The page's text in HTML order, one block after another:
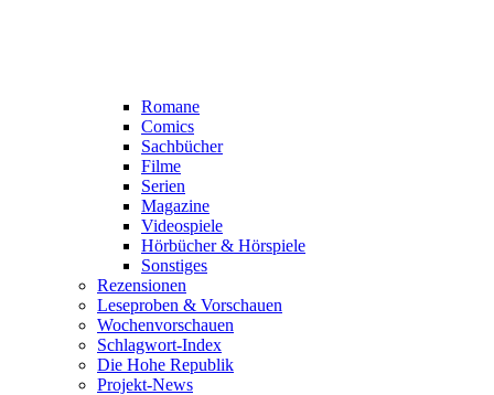
Romane
Comics
Sachbücher
Filme
Serien
Magazine
Videospiele
Hörbücher & Hörspiele
Sonstiges
Rezensionen
Leseproben & Vorschauen
Wochenvorschauen
Schlagwort-Index
Die Hohe Republik
Projekt-News